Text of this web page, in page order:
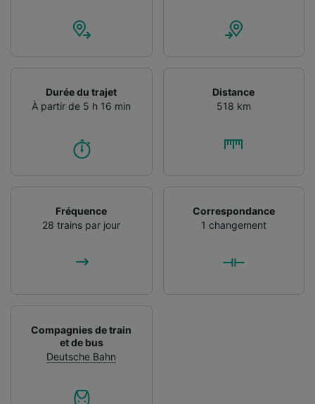
Durée du trajet
À partir de 5 h 16 min
Distance
518 km
Fréquence
28 trains par jour
Correspondance
1 changement
Compagnies de train
et de bus
Deutsche Bahn
informations sur un appareil. Publicités et
contenu personnalisés, mesure de
Liste de nos partenaires (fournisseurs)